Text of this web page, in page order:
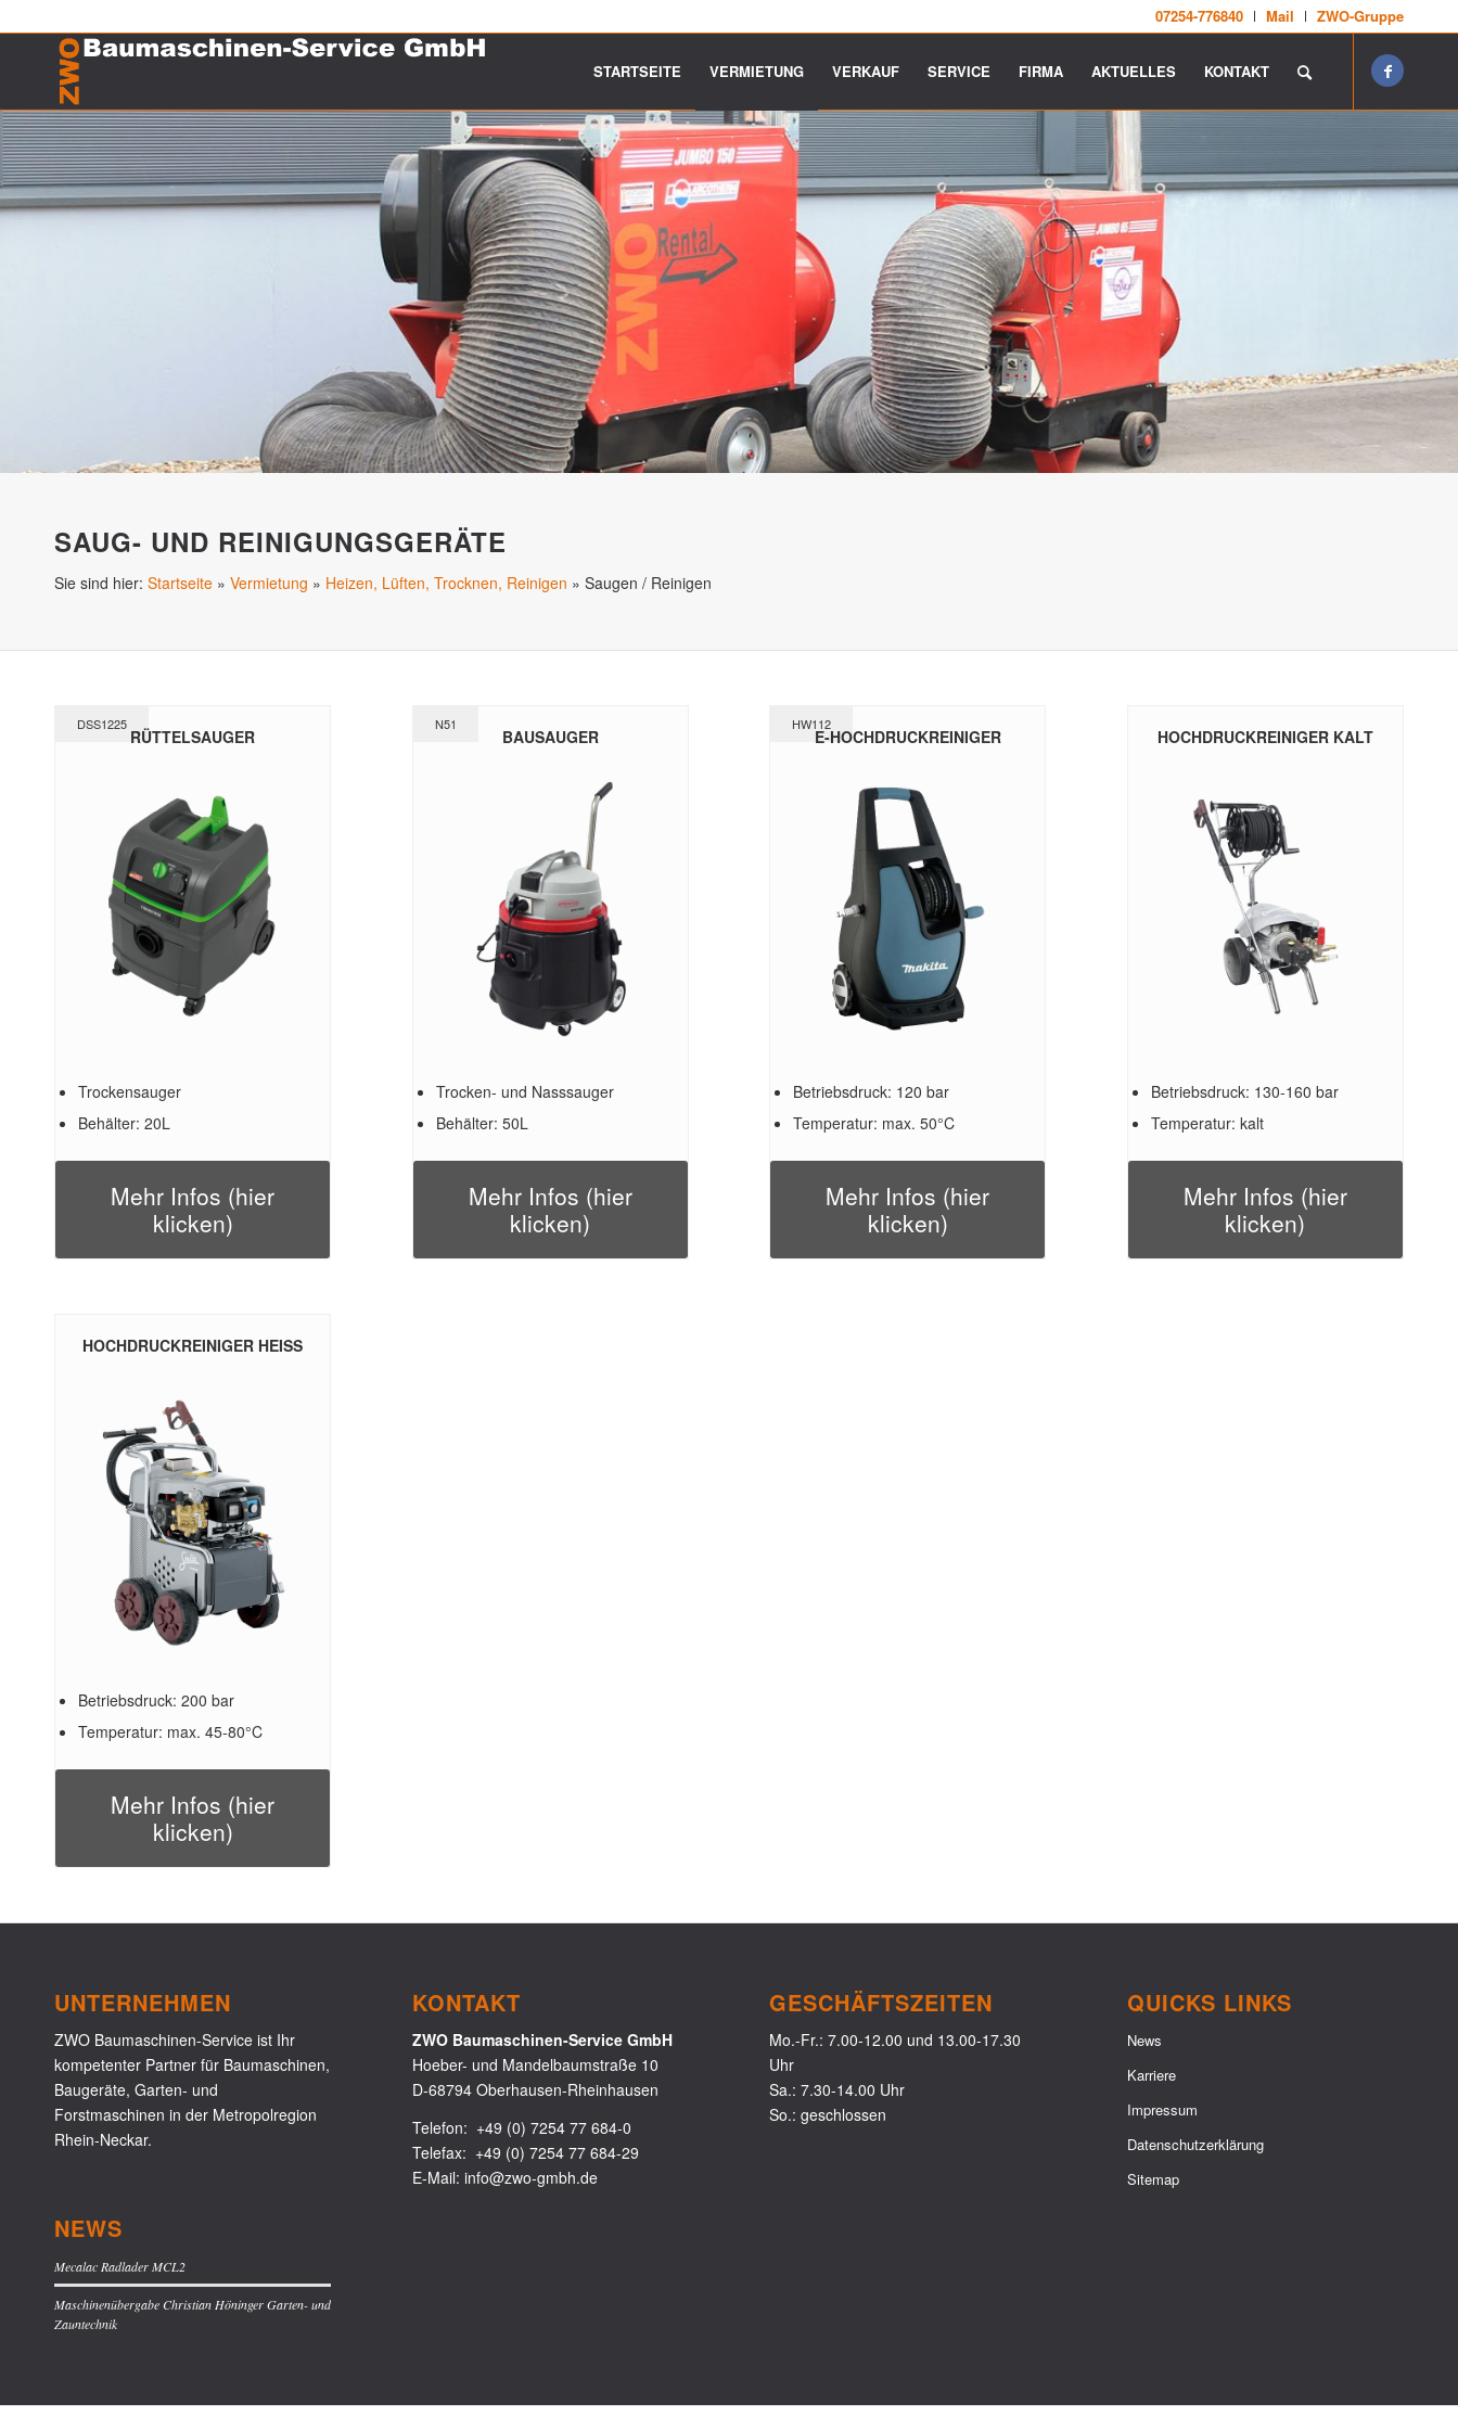
07254-776840 Mail ZWO-Gruppe
STARTSEITE VERMIETUNG VERKAUF SERVICE FIRMA AKTUELLES KONTAKT
SAUG- UND REINIGUNGSGERÄTE
Sie sind hier: Startseite » Vermietung » Heizen, Lüften, Trocknen, Reinigen » Saugen / Reinigen
DSS1225
RÜTTELSAUGER
Trockensauger
Behälter: 20L
Mehr Infos (hier
klicken)
N51
BAUSAUGER
Trocken- und Nasssauger
Behälter: 50L
Mehr Infos (hier
klicken)
HW112
E-HOCHDRUCKREINIGER
Betriebsdruck: 120 bar
Temperatur: max. 50°C
Mehr Infos (hier
klicken)
HOCHDRUCKREINIGER KALT
Betriebsdruck: 130-160 bar
Temperatur: kalt
Mehr Infos (hier
klicken)
HOCHDRUCKREINIGER HEISS
Betriebsdruck: 200 bar
Temperatur: max. 45-80°C
Mehr Infos (hier
klicken)
UNTERNEHMEN
ZWO Baumaschinen-Service ist Ihr
kompetenter Partner für Baumaschinen,
Baugeräte, Garten- und
Forstmaschinen in der Metropolregion
Rhein-Neckar.
NEWS
Mecalac Radlader MCL2
Maschinenübergabe Christian Höninger Garten- und
Zauntechnik
KONTAKT
ZWO Baumaschinen-Service GmbH
Hoeber- und Mandelbaumstraße 10
D-68794 Oberhausen-Rheinhausen
Telefon: +49 (0) 7254 77 684-0
Telefax: +49 (0) 7254 77 684-29
E-Mail: info@zwo-gmbh.de
GESCHÄFTSZEITEN
Mo.-Fr.: 7.00-12.00 und 13.00-17.30
Uhr
Sa.: 7.30-14.00 Uhr
So.: geschlossen
QUICKS LINKS
News
Karriere
Impressum
Datenschutzerklärung
Sitemap